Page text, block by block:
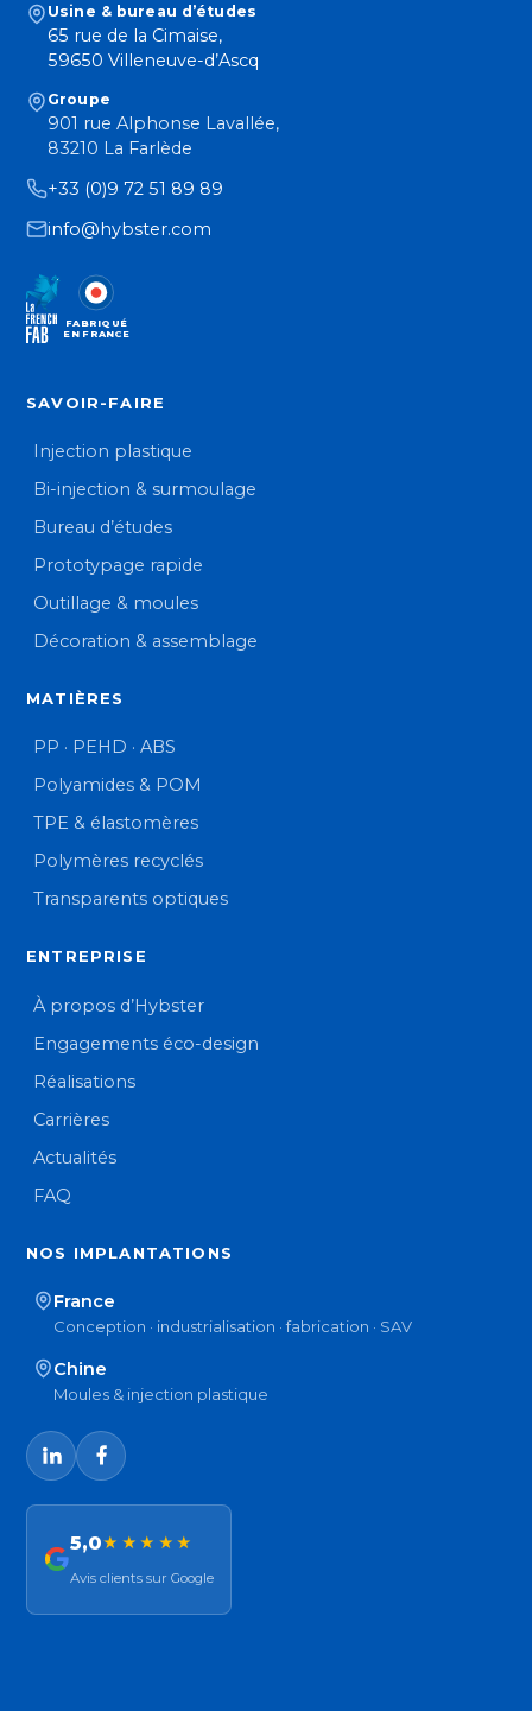
Usine & bureau d’études
65 rue de la Cimaise,
59650 Villeneuve-d’Ascq
Groupe
901 rue Alphonse Lavallée,
83210 La Farlède
+33 (0)9 72 51 89 89
info@hybster.com
FABRIQUÉ
EN FRANCE
SAVOIR-FAIRE
Injection plastique
Bi-injection & surmoulage
Bureau d’études
Prototypage rapide
Outillage & moules
Décoration & assemblage
MATIÈRES
PP · PEHD · ABS
Polyamides & POM
TPE & élastomères
Polymères recyclés
Transparents optiques
ENTREPRISE
À propos d’Hybster
Engagements éco-design
Réalisations
Carrières
Actualités
FAQ
NOS IMPLANTATIONS
France
Conception · industrialisation · fabrication · SAV
Chine
Moules & injection plastique
5,0★★★★★
Avis clients sur Google